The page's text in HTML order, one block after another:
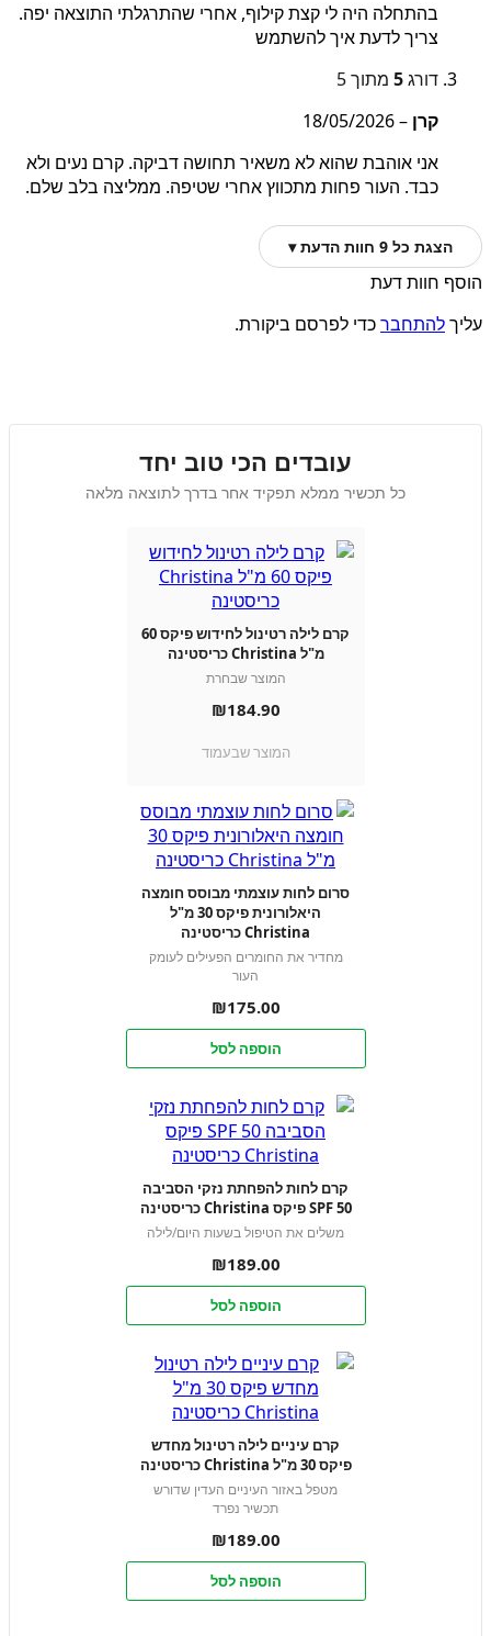
בהתחלה היה לי קצת קילוף, אחרי שהתרגלתי התוצאה יפה.
צריך לדעת איך להשתמש
דורג5 מתוך 5
קרן –
18/05/2026
אני אוהבת שהוא לא משאיר תחושה דביקה. קרם נעים ולא
כבד. העור פחות מתכווץ אחרי שטיפה. ממליצה בלב שלם.
הצגת כל 9 חוות הדעת ▾
הוסף חוות דעת
עליךלהתחברכדי לפרסם ביקורת.
עובדים הכי טוב יחד
כל תכשיר ממלא תפקיד אחר בדרך לתוצאה מלאה
קרם לילה רטינול לחידוש פיקס 60
מ"ל Christina כריסטינה
המוצר שבחרת
₪184.90
המוצר שבעמוד
סרום לחות עוצמתי מבוסס חומצה
היאלורונית פיקס 30 מ"ל
Christina כריסטינה
מחדיר את החומרים הפעילים לעומק
העור
₪175.00
הוספה לסל
קרם לחות להפחתת נזקי הסביבה
SPF 50 פיקס Christina כריסטינה
משלים את הטיפול בשעות היום/לילה
₪189.00
הוספה לסל
קרם עיניים לילה רטינול מחדש
פיקס 30 מ"ל Christina כריסטינה
מטפל באזור העיניים העדין שדורש
תכשיר נפרד
₪189.00
הוספה לסל